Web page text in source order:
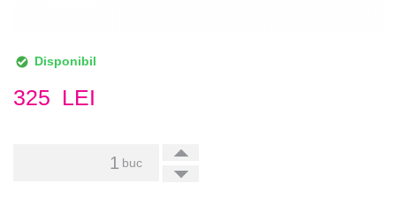
Disponibil
325 LEI
+
-
buc